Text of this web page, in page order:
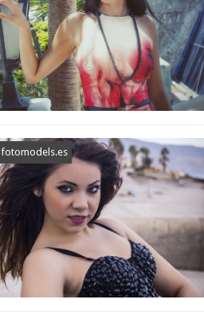
fotomodels.es